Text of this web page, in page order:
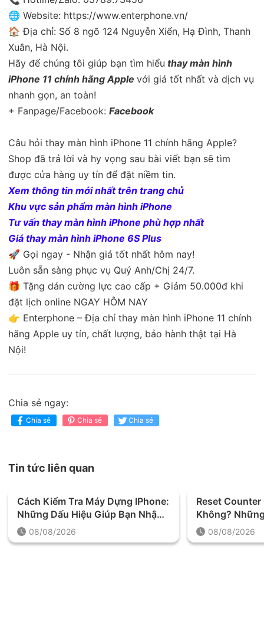
🌐 Website: https://www.enterphone.vn/
🏠 Địa chỉ: Số 8 ngõ 124 Nguyễn Xiển, Hạ Đình, Thanh
Xuân, Hà Nội.
Hãy để chúng tôi giúp bạn tìm hiểu thay màn hình
iPhone 11 chính hãng Apple với giá tốt nhất và dịch vụ
nhanh gọn, an toàn!
+ Fanpage/Facebook: Facebook
Câu hỏi thay màn hình iPhone 11 chính hãng Apple?
Shop đã trả lời và hy vọng sau bài viết bạn sẽ tìm
được cửa hàng uy tín để đặt niềm tin.
Xem thông tin mới nhất trên trang chủ
Khu vực sản phẩm màn hình iPhone
Tư vấn thay màn hình iPhone phù hợp nhất
Giá thay màn hình iPhone 6S Plus
🚀 Gọi ngay - Nhận giá tốt nhất hôm nay!
Luôn sẵn sàng phục vụ Quý Anh/Chị 24/7.
🎁 Tặng dán cường lực cao cấp + Giảm 50.000đ khi
đặt lịch online NGAY HÔM NAY
👉 Enterphone – Địa chỉ thay màn hình iPhone 11 chính
hãng Apple uy tín, chất lượng, bảo hành thật tại Hà
Nội!
Chia sẻ ngay:
Chia sẻ Chia sẻ Chia sẻ
Tin tức liên quan
Cách Kiểm Tra Máy Dựng IPhone:
Những Dấu Hiệu Giúp Bạn Nhận
Biết Chính Xác
08/08/2026
Reset
Không?
Trước Khi
08/08/2026